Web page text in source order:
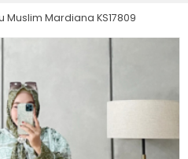
Muslim Mardiana KS17809